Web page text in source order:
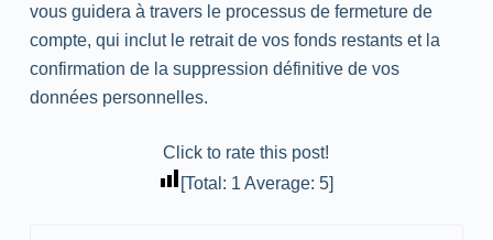
vous guidera à travers le processus de fermeture de
compte, qui inclut le retrait de vos fonds restants et la
confirmation de la suppression définitive de vos
données personnelles.
Click to rate this post!
[Total: 1 Average:5]